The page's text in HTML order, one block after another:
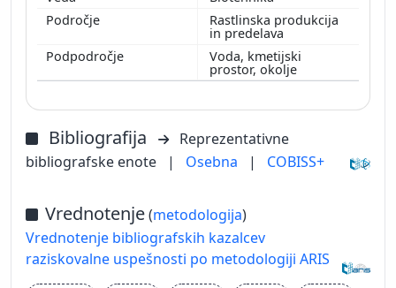
Rastlinska produkcija
in predelava
Voda, kmetijski
prostor, okolje
Bibliografija
Reprezentativne
bibliografske enote
| Osebna | COBISS+
Vrednotenje(metodologija)
Vrednotenje bibliografskih kazalcev
raziskovalne uspešnosti po metodologiji ARIS